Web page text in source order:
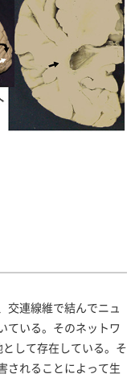
交連線維で結んでニュ
ている。そのネットワ
して存在している。そ
されることによって生